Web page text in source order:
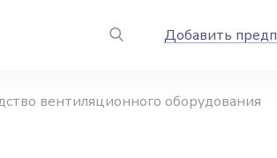
Добавить
вентиляционного оборудования